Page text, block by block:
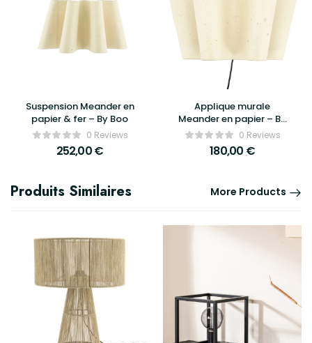
Suspension Meander en
papier & fer – By Boo
0 Reviews
252,00€
Applique murale
Meander en papier – By
Boo0 Reviews
180,00 €
Produits Similaires More Products